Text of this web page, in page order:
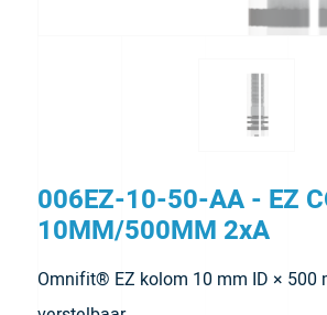
006EZ-10-50-AA - EZ
10MM/500MM 2xA
Omnifit® EZ kolom 10 mm ID × 500